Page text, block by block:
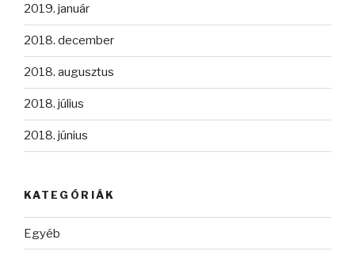
2019. január
2018. december
2018. augusztus
2018. július
2018. június
KATEGÓRIÁK
Egyéb